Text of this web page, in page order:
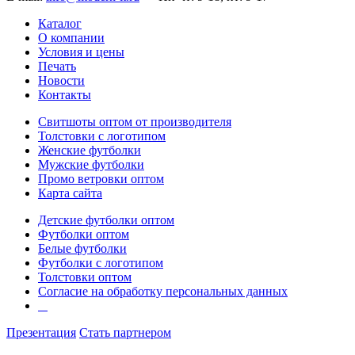
Каталог
О компании
Условия и цены
Печать
Новости
Контакты
Свитшоты оптом от производителя
Толстовки с логотипом
Женские футболки
Мужские футболки
Промо ветровки оптом
Карта сайта
Детские футболки оптом
Футболки оптом
Белые футболки
Футболки с логотипом
Толстовки оптом
Согласие на обработку персональных данных
Презентация Стать партнером